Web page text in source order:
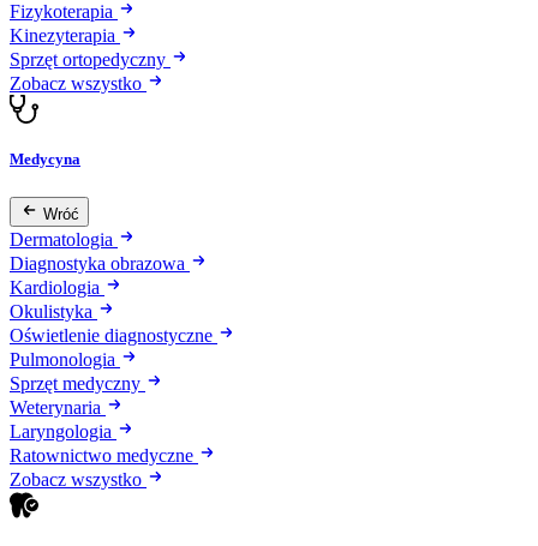
Fizykoterapia
Kinezyterapia
Sprzęt ortopedyczny
Zobacz wszystko
Medycyna
Wróć
Dermatologia
Diagnostyka obrazowa
Kardiologia
Okulistyka
Oświetlenie diagnostyczne
Pulmonologia
Sprzęt medyczny
Weterynaria
Laryngologia
Ratownictwo medyczne
Zobacz wszystko